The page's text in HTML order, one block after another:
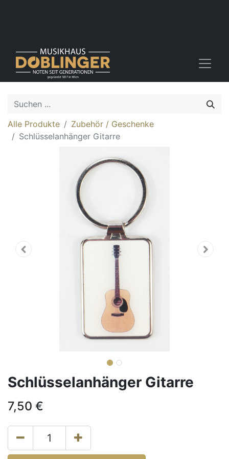
Alle Produkte
Zubehör / Geschenke
Schlüsselanhänger Gitarre
Schlüsselanhänger Gitarre
7,50 €